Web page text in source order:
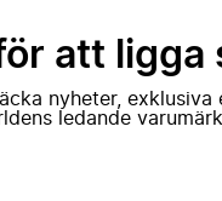
att ligga
nyheter, exklusiva
ledande